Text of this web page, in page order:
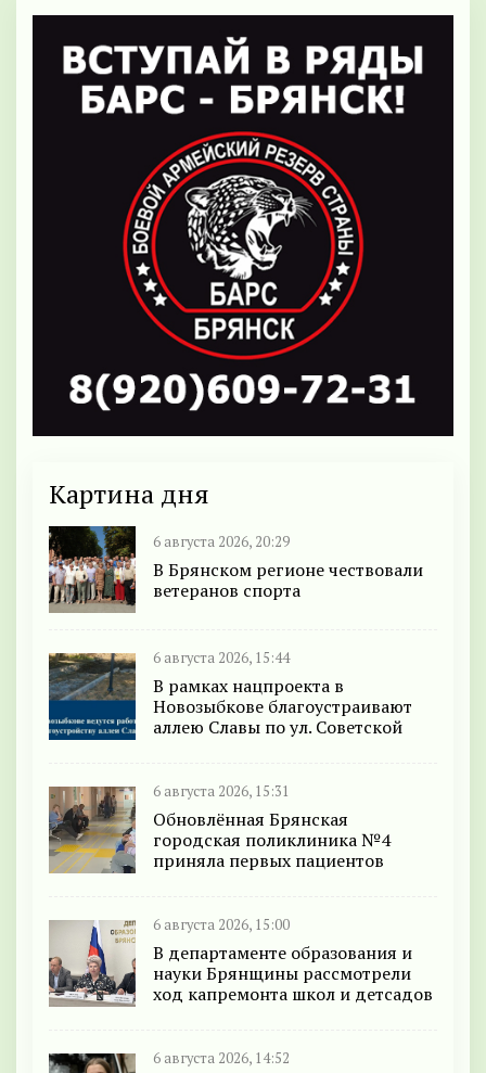
Картина дня
6 августа 2026, 20:29
В Брянском регионе чествовали
ветеранов спорта
6 августа 2026, 15:44
В рамках нацпроекта в
Новозыбкове благоустраивают
аллею Славы по ул. Советской
6 августа 2026, 15:31
Обновлённая Брянская
городская поликлиника №4
приняла первых пациентов
6 августа 2026, 15:00
В департаменте образования и
науки Брянщины рассмотрели
ход капремонта школ и детсадов
6 августа 2026, 14:52